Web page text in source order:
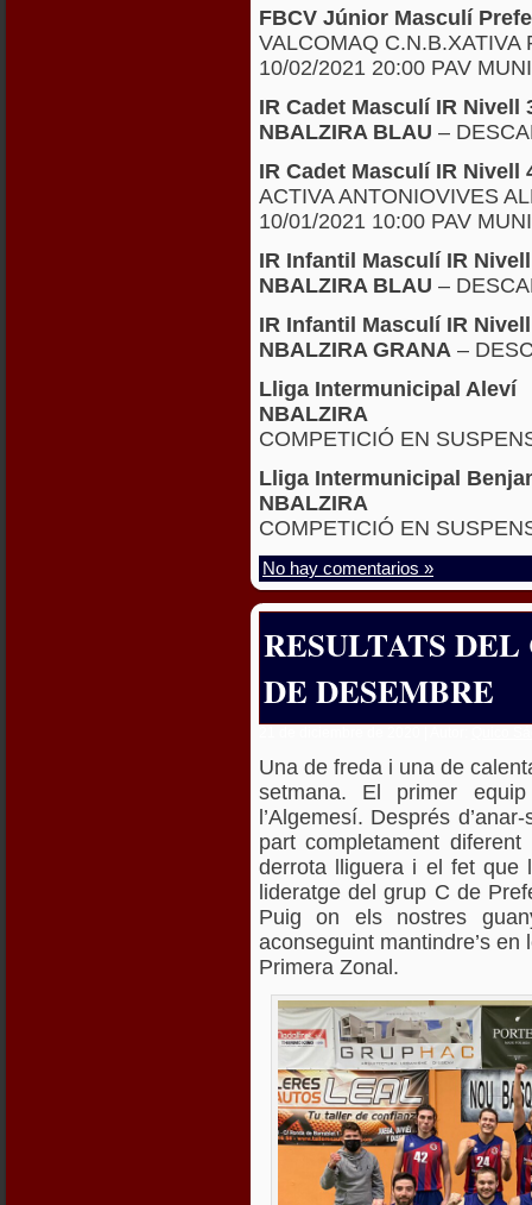
FBCV Júnior Masculí
VALCOMAQ C.N.B.XATIVA
10/02/2021 20:00 PAV
IR Cadet Masculí IR Nivell
NBALZIRA BLAU –
IR Cadet Masculí IR Nivell
ACTIVA ANTONIOVIVES
10/01/2021 10:00 PAV
IR Infantil Masculí IR
NBALZIRA BLAU –
IR Infantil Masculí IR
NBALZIRA GRANA –
Lliga Intermunicipal Aleví
NBALZIRA
COMPETICIÓ EN
Lliga Intermunicipal
NBALZIRA
COMPETICIÓ EN
No hay comentarios »
RESULTATS DEL
DE DESEMBRE
Una de freda i una de
setmana. El primer
l’Algemesí. Després
part completament
derrota lliguera i el fet que
lideratge del grup C de
Puig on els nostres
aconseguint mantindre’s
Primera Zonal.